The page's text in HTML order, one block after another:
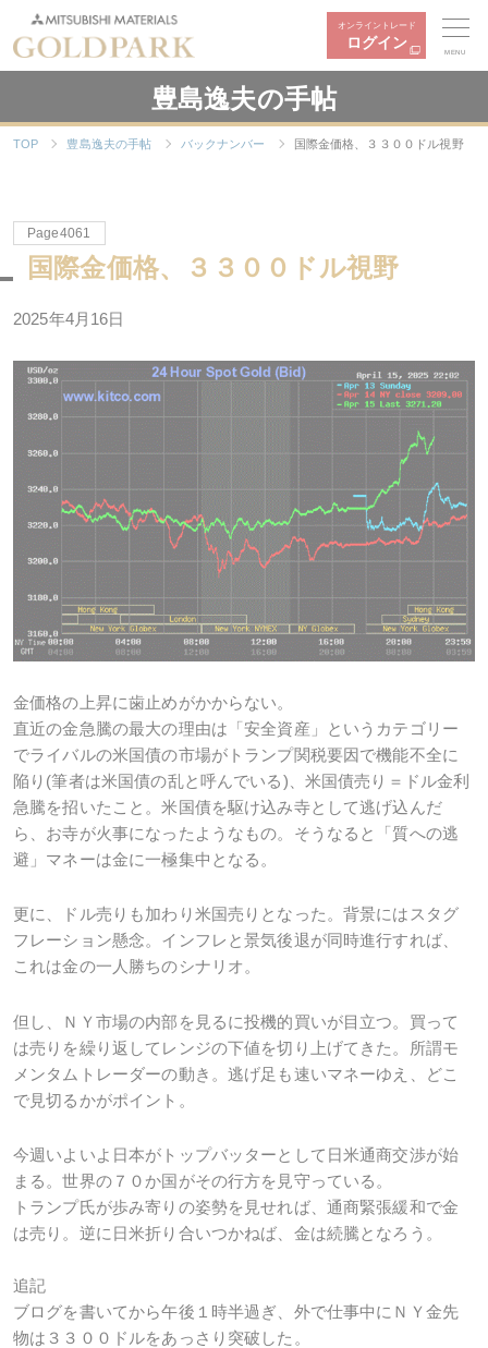
オンライントレード
ログイン
MENU
豊島逸夫の手帖
TOP 豊島逸夫の手帖 バックナンバー 国際金価格、３３００ドル視野
Page4061
国際金価格、３３００ドル視野
2025年4月16日
金価格の上昇に歯止めがかからない。
直近の金急騰の最大の理由は「安全資産」というカテゴリー
でライバルの米国債の市場がトランプ関税要因で機能不全に
陥り(筆者は米国債の乱と呼んでいる)、米国債売り＝ドル金利
急騰を招いたこと。米国債を駆け込み寺として逃げ込んだ
ら、お寺が火事になったようなもの。そうなると「質への逃
避」マネーは金に一極集中となる。
更に、ドル売りも加わり米国売りとなった。背景にはスタグ
フレーション懸念。インフレと景気後退が同時進行すれば、
これは金の一人勝ちのシナリオ。
但し、ＮＹ市場の内部を見るに投機的買いが目立つ。買って
は売りを繰り返してレンジの下値を切り上げてきた。所謂モ
メンタムトレーダーの動き。逃げ足も速いマネーゆえ、どこ
で見切るかがポイント。
今週いよいよ日本がトップバッターとして日米通商交渉が始
まる。世界の７０か国がその行方を見守っている。
トランプ氏が歩み寄りの姿勢を見せれば、通商緊張緩和で金
は売り。逆に日米折り合いつかねば、金は続騰となろう。
追記
ブログを書いてから午後１時半過ぎ、外で仕事中にＮＹ金先
物は３３００ドルをあっさり突破した。